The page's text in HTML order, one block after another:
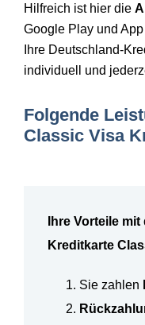
Hilfreich ist hier die
Google Play und
Ihre Deutschland-
individuell und
Folgende
Classic Visa
Ihre Vorteile
Kreditkarte
Sie zahlen